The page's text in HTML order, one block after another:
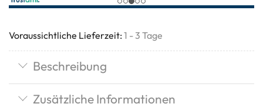
Voraussichtliche Lieferzeit: 1 - 3 Tage
Beschreibung
Zusätzliche Informationen